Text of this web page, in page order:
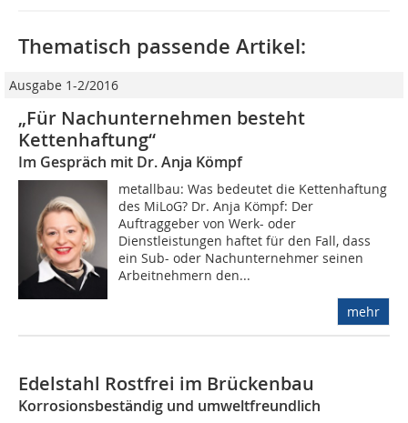
Thematisch passende Artikel:
Ausgabe 1-2/2016
„Für Nachunternehmen besteht
Kettenhaftung“
Im Gespräch mit Dr. Anja Kömpf
metallbau: Was bedeutet die Kettenhaftung
des MiLoG? Dr. Anja Kömpf: Der
Auftraggeber von Werk- oder
Dienstleistungen haftet für den Fall, dass
ein Sub- oder Nachunternehmer seinen
Arbeitnehmern den...
mehr
Edelstahl Rostfrei im Brückenbau
Korrosionsbeständig und umweltfreundlich